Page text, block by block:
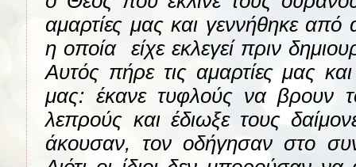
αμαρτίες μας και γεννήθηκε
η οποία
είχε εκλεγεί πριν
Αυτός πήρε τις αμαρτίες μας
μας: έκανε τυφλούς να βρουν
λεπρούς και έδιωξε τους
άκουσαν, τον οδήγησαν στο